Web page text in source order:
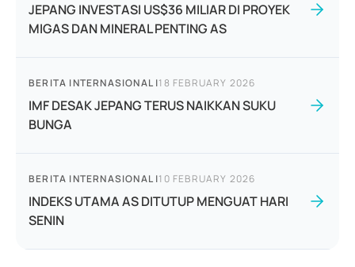
JEPANG INVESTASI US$36 MILIAR DI PROYEK
MIGAS DAN MINERAL PENTING AS
BERITA INTERNASIONAL |18 FEBRUARY 2026
IMF DESAK JEPANG TERUS NAIKKAN SUKU
BUNGA
BERITA INTERNASIONAL |10 FEBRUARY 2026
INDEKS UTAMA AS DITUTUP MENGUAT HARI
SENIN